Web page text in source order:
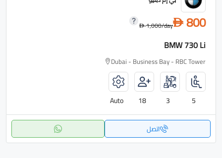
D 800
D1,000/day
BMW 730 Li
Dubai - Business Bay - RBC Tower
5
3
18
Auto
اتصل